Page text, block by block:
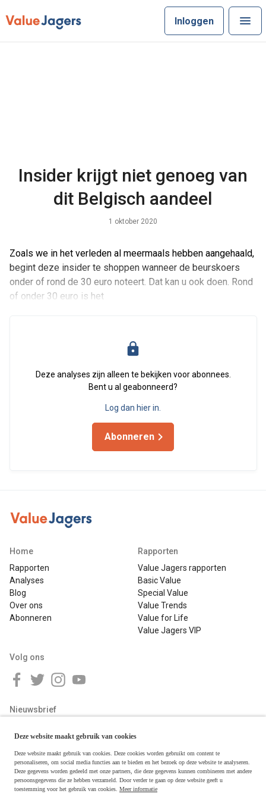
Inloggen
Insider krijgt niet genoeg van
dit Belgisch aandeel
1 oktober 2020
Zoals we in het verleden al meermaals hebben aangehaald,
begint deze insider te shoppen wanneer de beurskoers
onder of rond de 30 euro noteert. Dat kan u ook doen. Rond
of onder 30 euro is het
Deze analyses zijn alleen te bekijken voor abonnees.
Bent u al geabonneerd?
Log dan hier in.
Abonneren
Home
Rapporten
Analyses
Blog
Over ons
Abonneren
Rapporten
Value Jagers rapporten
Basic Value
Special Value
Value Trends
Value for Life
Value Jagers VIP
Volg ons
Nieuwsbrief
Deze website maakt gebruik van cookies
Deze website maakt gebruik van cookies. Deze cookies worden gebruikt om content te
personaliseren, om social media functies aan te bieden en het bezoek op deze website te analyseren.
Deze gegevens worden gedeeld met onze partners, die deze gegevens kunnen combineren met andere
persoonsgegevens die ze hebben verzameld. Door verder te gaan op deze website geeft u
toestemming voor het gebruik van cookies. Meer informatie